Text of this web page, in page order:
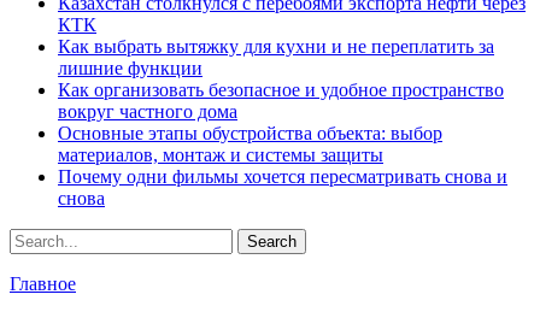
КТК
Как выбрать вытяжку для кухни и не переплатить за
лишние функции
Как организовать безопасное и удобное пространство
вокруг частного дома
Основные этапы обустройства объекта: выбор
материалов, монтаж и системы защиты
Почему одни фильмы хочется пересматривать снова и
снова
Главное